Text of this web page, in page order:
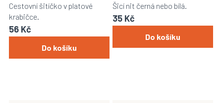
56 Kč
Do košíku
Cestovní šitíčko v platové
krabičce.
35 Kč
Do košíku
Šicí nit černá nebo bílá.